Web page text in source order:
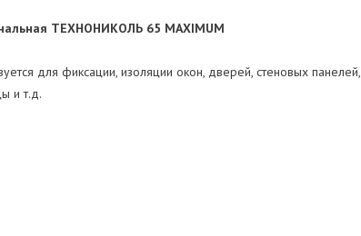
ТЕХНОНИКОЛЬ 65 MAXIMUM
для фиксации, изоляции окон, дверей, стеновых панелей,
и т.д.